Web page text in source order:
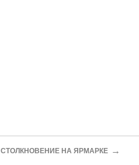
СТОЛКНОВЕНИЕ НА ЯРМАРКЕ →